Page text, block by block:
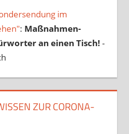
im
: Maßnahmen-
an einen Tisch! -
ZUR CORONA-